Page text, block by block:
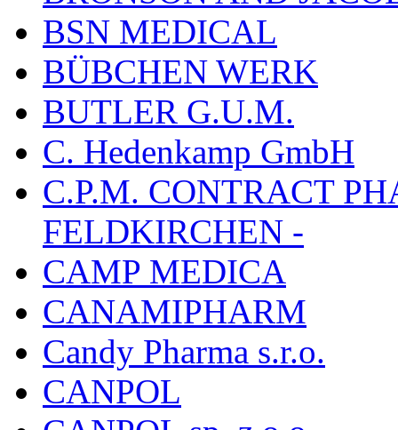
BSN MEDICAL
BÜBCHEN WERK
BUTLER G.U.M.
C. Hedenkamp GmbH
C.P.M. CONTRACT
FELDKIRCHEN -
CAMP MEDICA
CANAMIPHARM
Candy Pharma s.r.o.
CANPOL